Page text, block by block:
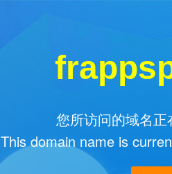
您所访问的域名
This domain name is